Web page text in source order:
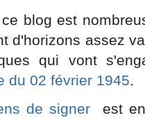
blog est
d'horizons assez
qui vont
du 02 février 1945.
de signer
est